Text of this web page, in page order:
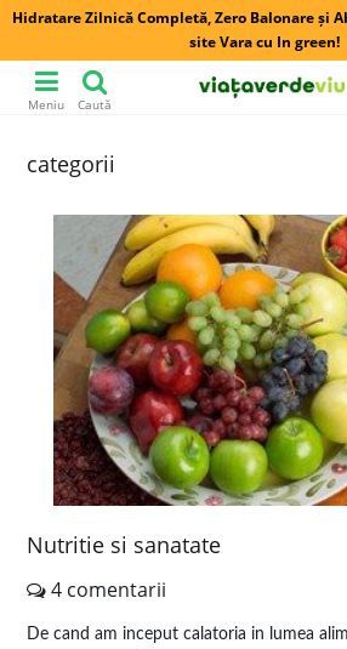
Hidratare Zilnică Completă, Zero Balonare și
site Vara cu In green!
Meniu Caută
categorii
Nutritie si sanatate
4 comentarii
De cand am inceput calatoria in lumea